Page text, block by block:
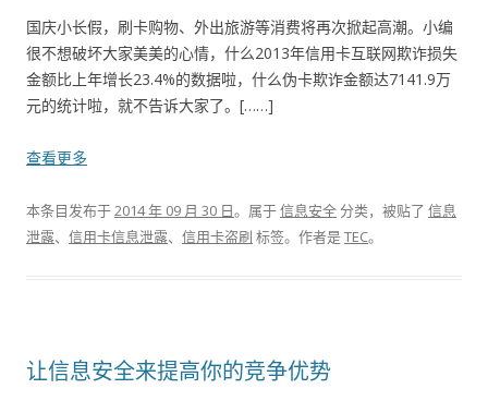
国庆小长假，刷卡购物、外出旅游等消费将再次掀起高潮。小编
很不想破坏大家美美的心情，什么2013年信用卡互联网欺诈损失
金额比上年增长23.4%的数据啦，什么伪卡欺诈金额达7141.9万
元的统计啦，就不告诉大家了。[……]
查看更多
本条目发布于2014 年 09 月 30 日。属于信息安全分类，被贴了 信息
泄露、 信用卡信息泄露、 信用卡盗刷 标签。 作者是TEC。
让信息安全来提高你的竞争优势